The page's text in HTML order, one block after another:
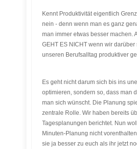
Kennt Produktivität eigentlich
nein - denn wenn man es ganz
man immer etwas besser machen.
GEHT ES NICHT wenn wir
unseren Berufsalltag produktiver
Es geht nicht darum sich bis ins
optimieren, sondern so, dass man
man sich wünscht. Die Planung
zentrale Rolle. Wir haben bereits
Tagesplanungen berichtet. Nun
Minuten-Planung nicht
sie ja besser zu euch als ihr jetzt